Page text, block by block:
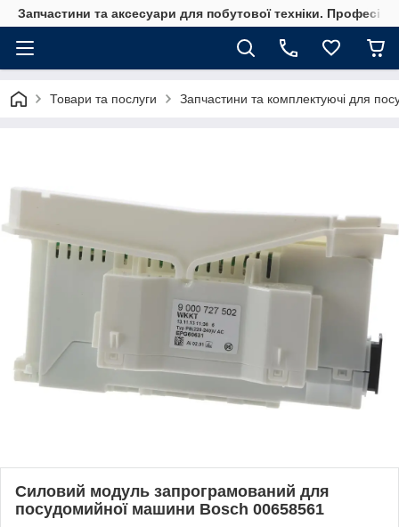
Запчастини та аксесуари для побутової техніки.
Товари та послуги Запчастини та комплектуючі для
Силовий модуль запрограмований для
посудомийної машини Bosch 00658561